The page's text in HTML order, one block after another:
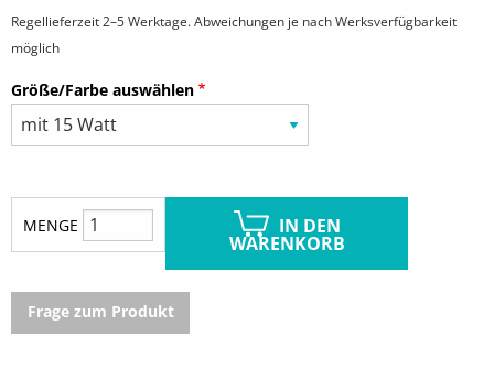
Regellieferzeit 2–5 Werktage. Abweichungen je nach Werksverfügbarkeit
möglich
Größe/Farbe auswählen
MENGE IN DEN
WARENKORB
Frage zum Produkt